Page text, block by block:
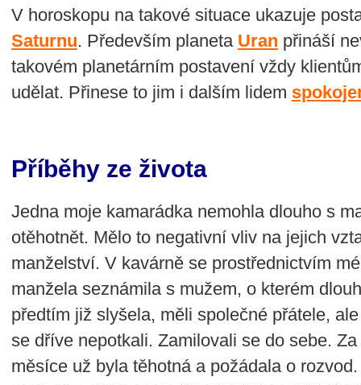
V horoskopu na takové situace ukazuje
Saturnu. Především planeta Uran přináší
takovém planetárním postavení vždy
udělat. Přinese to jim i dalším lidem
Příběhy ze života
Jedna moje kamarádka nemohla dlouho s
otěhotnět. Mělo to negativní vliv na jejich
manželství. V kavárně se prostřednictvím
manžela seznámila s mužem, o kterém
předtím již slyšela, měli společné přátele,
se dříve nepotkali. Zamilovali se do sebe. Za
měsíce už byla těhotná a požádala o